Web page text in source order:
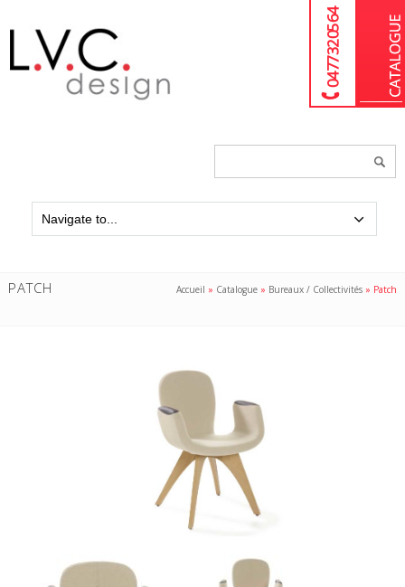
04 77 32 05 64
PATCH Accueil » Catalogue » Bureaux / Collectivités » Patch